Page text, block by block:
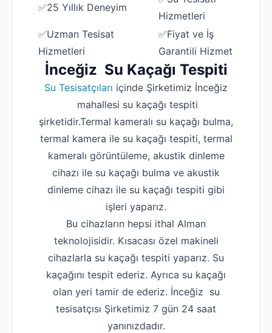
✅25 Yıllık Deneyim
Hizmetleri
✅Uzman Tesisat
Hizmetleri
✅Fiyat ve İş
Garantili Hizmet
İnceğiz Su Kaçağı Tespiti
Su Tesisatçıları içinde Şirketimiz İnceğiz
mahallesi su kaçağı tespiti
şirketidir.Termal kameralı su kaçağı bulma,
termal kamera ile su kaçağı tespiti, termal
kameralı görüntüleme, akustik dinleme
cihazı ile su kaçağı bulma ve akustik
dinleme cihazı ile su kaçağı tespiti gibi
işleri yaparız.
Bu cihazların hepsi ithal Alman
teknolojisidir. Kısacası özel makineli
cihazlarla su kaçağı tespiti yaparız. Su
kaçağını tespit ederiz. Ayrıca su kaçağı
olan yeri tamir de ederiz. İnceğiz su
tesisatçısı Şirketimiz 7 gün 24 saat
yanınızdadır.